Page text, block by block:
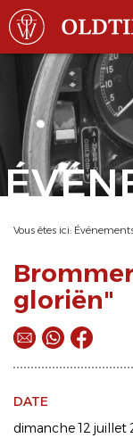
Vous êtes ici:
gloriën"
DATE
dimanche 12 juillet